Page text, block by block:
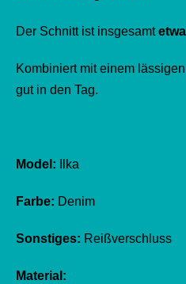
Der Schnitt ist insgesamt
Kombiniert mit einem
gut in den Tag.
Model: Ilka
Farbe: Denim
Sonstiges: Reißverschluss
Material: